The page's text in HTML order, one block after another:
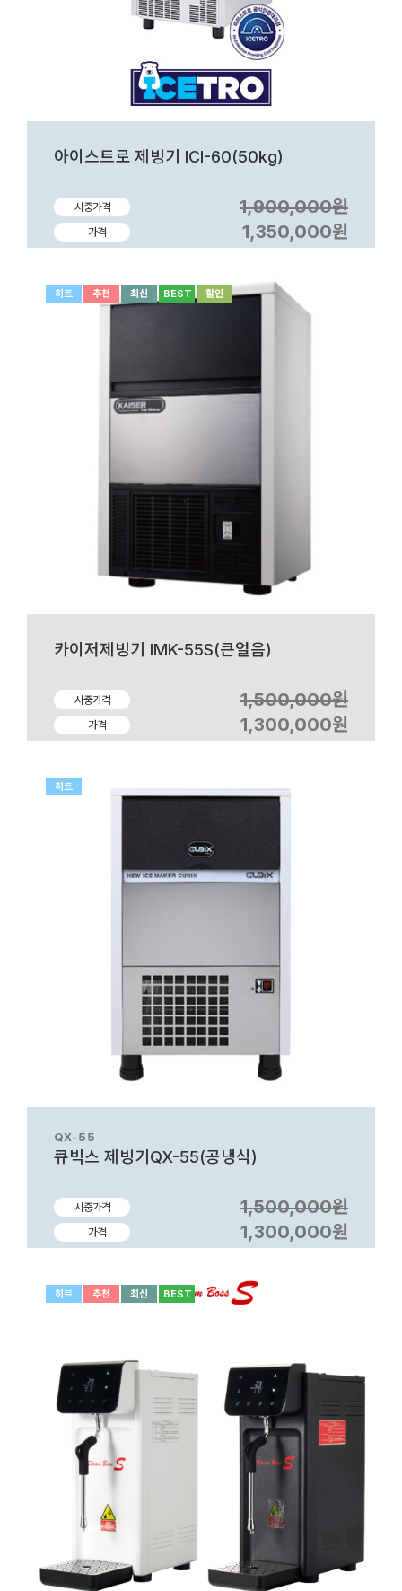
아이스트로 제빙기 ICI-60(50kg)
시중가격 1,900,000원
가격 1,350,000원
카이저제빙기 IMK-55S(큰얼음)
시중가격 1,500,000원
가격 1,300,000원
히트 추천 최신 BEST 할인
QX-55
큐빅스 제빙기QX-55(공냉식)
시중가격 1,500,000원
가격 1,300,000원
히트
히트 추천 최신 BEST